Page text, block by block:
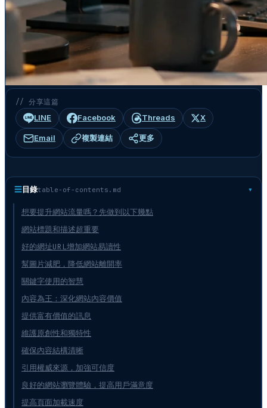
// 分享這篇
LINE Facebook Threads X
Email 複製連結 更多
☰目錄table-of-contents.md
想要提升網站流量嗎？先做到以下幾點
網站標題和描述超重要
好的網址URL增加網站易讀性
幫圖片減肥，降低網站離開率
關鍵字使用的智慧
內容為王：深化網站內容價值
提供富有價值的訊息
維護原創性和獨特性
確保內容結構清晰
引用權威來源，加強可信度
良好的網站瀏覽體驗，提高用戶滿意度
提高頁面加載速度